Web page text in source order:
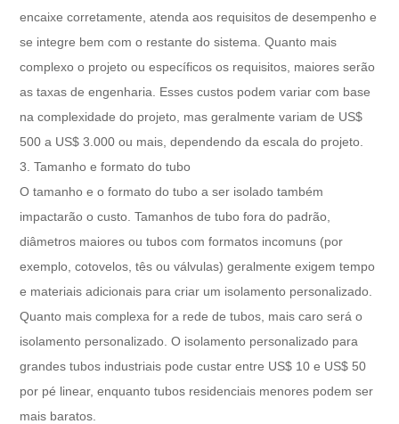
encaixe corretamente, atenda aos requisitos de desempenho e
se integre bem com o restante do sistema. Quanto mais
complexo o projeto ou específicos os requisitos, maiores serão
as taxas de engenharia. Esses custos podem variar com base
na complexidade do projeto, mas geralmente variam de US$
500 a US$ 3.000 ou mais, dependendo da escala do projeto.
3. Tamanho e formato do tubo
O tamanho e o formato do tubo a ser isolado também
impactarão o custo. Tamanhos de tubo fora do padrão,
diâmetros maiores ou tubos com formatos incomuns (por
exemplo, cotovelos, tês ou válvulas) geralmente exigem tempo
e materiais adicionais para criar um isolamento personalizado.
Quanto mais complexa for a rede de tubos, mais caro será o
isolamento personalizado. O isolamento personalizado para
grandes tubos industriais pode custar entre US$ 10 e US$ 50
por pé linear, enquanto tubos residenciais menores podem ser
mais baratos.